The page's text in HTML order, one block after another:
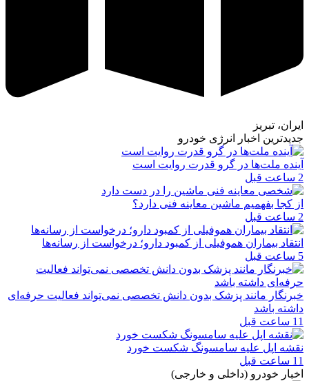
ایران، تبریز
جدیدترین اخبار انرژی خودرو
آینده ملت‌ها در گرو قدرت روایت است
2 ساعت قبل
از کجا بفهمیم ماشین معاینه فنی دارد؟
2 ساعت قبل
انتقاد بیماران هموفیلی از کمبود دارو؛ درخواست از رسانه‌ها
5 ساعت قبل
خبرنگار مانند پزشک بدون دانش تخصصی نمی‌تواند فعالیت حرفه‌ای
داشته باشد
11 ساعت قبل
نقشه اپل علیه سامسونگ شکست خورد
11 ساعت قبل
اخبار خودرو (داخلی و خارجی)